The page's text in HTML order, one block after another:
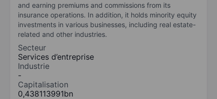
and earning premiums and commissions from its
insurance operations. In addition, it holds minority equity
investments in various businesses, including real estate-
related and other industries.
Secteur
Services d’entreprise
Industrie
-
Capitalisation
0,438113991bn